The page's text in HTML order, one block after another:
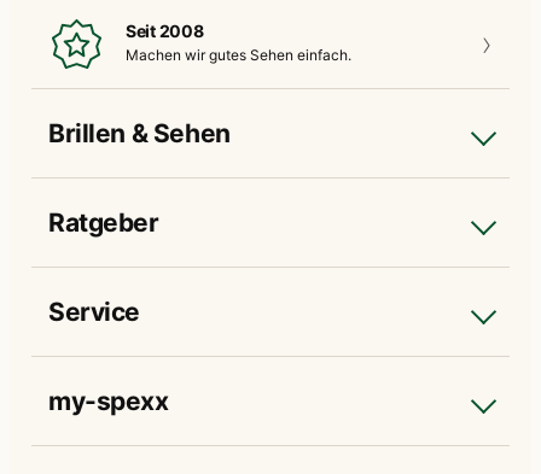
Seit 2008
Machen wir gutes Sehen einfach.
Brillen & Sehen
Ratgeber
Service
my-spexx